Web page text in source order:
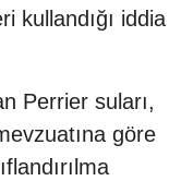
kullandığı iddia
Perrier suları,
göre